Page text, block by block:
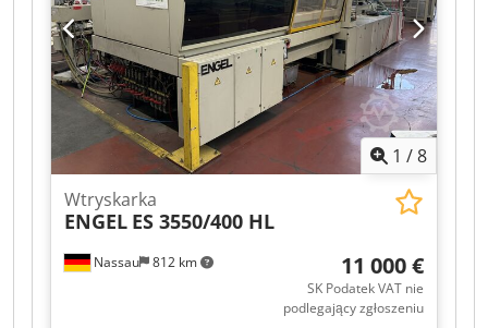
programistyczne. Na sprzedaż wystawiona jest
używana maszyna pochodząca z likwidowanej
lokalizacji. Dwjdszrd Ugjpfx Aa Hja Sprzedaż
odbywa się z wyłączeniem jakiejkolwiek
odpowiedzialności za wady rzeczowe. Maszyna
nie była sprawdzana, ale do momentu
zakończenia użytkowania była w pełni sprawna.
1 /8
Nassau 812 km
Wtryskarka
ENGEL ES 3550/400 HL
11 000 €
SK Podatek VAT nie
podlegający zgłoszeniu